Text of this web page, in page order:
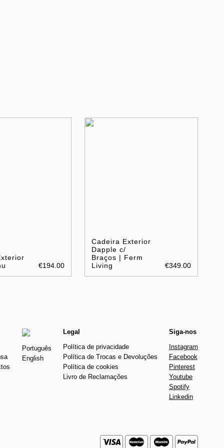
€194.00
Cadeira Exterior
Dapple c/
Braços | Ferm
Living
€349.00
Português
English
Legal
Política de privacidade
Política de Trocas e Devoluções
Política de cookies
Livro de Reclamações
Siga-nos
Instagram
Facebook
Pinterest
Youtube
Spotify
Linkedin